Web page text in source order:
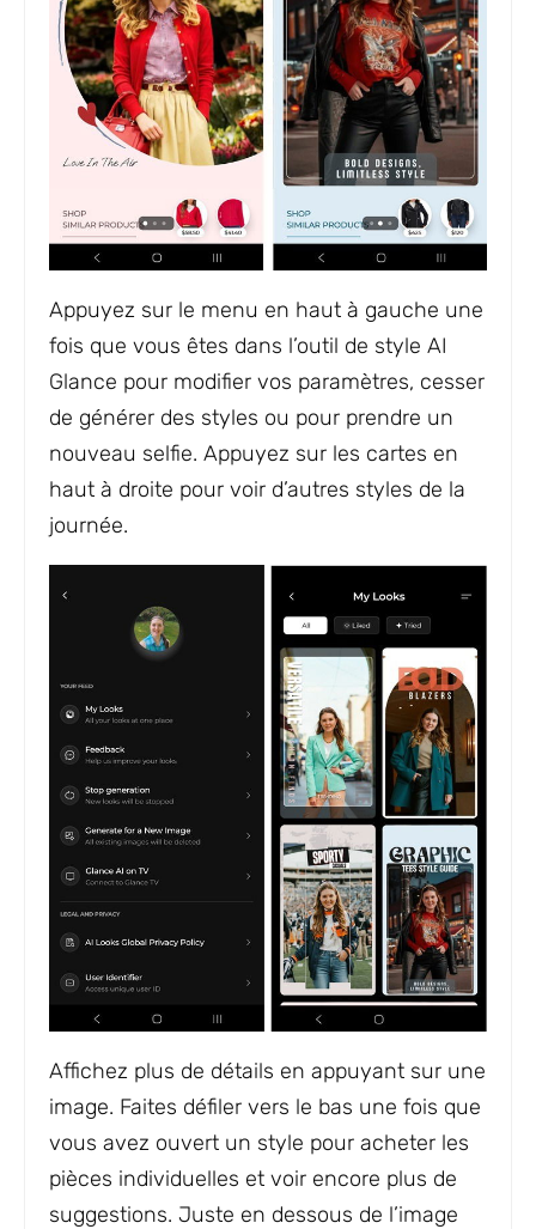
Appuyez sur le menu en haut à gauche une
fois que vous êtes dans l’outil de style AI
Glance pour modifier vos paramètres, cesser
de générer des styles ou pour prendre un
nouveau selfie. Appuyez sur les cartes en
haut à droite pour voir d’autres styles de la
journée.
Affichez plus de détails en appuyant sur une
image. Faites défiler vers le bas une fois que
vous avez ouvert un style pour acheter les
pièces individuelles et voir encore plus de
suggestions. Juste en dessous de l’image